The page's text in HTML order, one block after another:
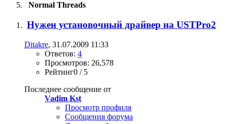
Normal Threads
Нужен установочный драйвер на USTPro2
Ditakre, 31.07.2009 11:33
Ответов: 4
Просмотров: 26,578
Рейтинг0 / 5
Последнее сообщение от
Vadim Kst
Просмотр профиля
Сообщения форума